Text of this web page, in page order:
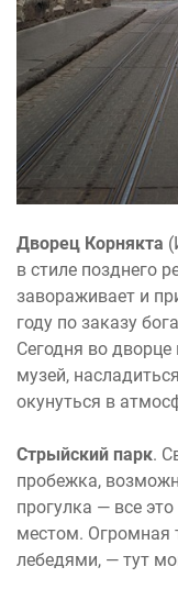
Дворец Корнякта
в стиле позднего
завораживает и
году по заказу
Сегодня во
музей,
окунуться в
Стрыйский парк.
пробежка,
прогулка — все
местом. Огромная
лебедями, — тут